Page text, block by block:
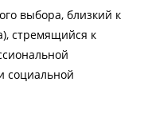
выбора, близкий к
стремящийся к
социальной